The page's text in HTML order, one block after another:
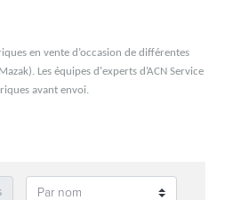
en vente d’occasion de différentes
Les équipes d'experts d’ACN Service
avant envoi.